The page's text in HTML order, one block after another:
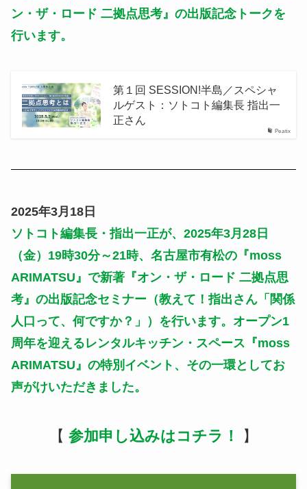
ン・ザ・ロード 二拠点思考』の出版記念トークを
行います。
Peatix
第１回 SESSION!半島／スペシャ
ルゲスト：ソトコト編集長 指出一
正さん
2025年3月18日
ソトコト編集長・指出一正が、2025年3月28日
（金）19時30分～21時、名古屋市有松の『moss
ARIMATSU』で新著『オン・ザ・ロード 二拠点思
考』の出版記念セミナー（教えて！指出さん「関係
人口って、何ですか？」）を行います。オープン1
周年を迎えるレンタルキッチン・スペース『moss
ARIMATSU』の特別イベント、その一環としてお
声がけいただきました。
【 参加申し込みはコチラ！ 】